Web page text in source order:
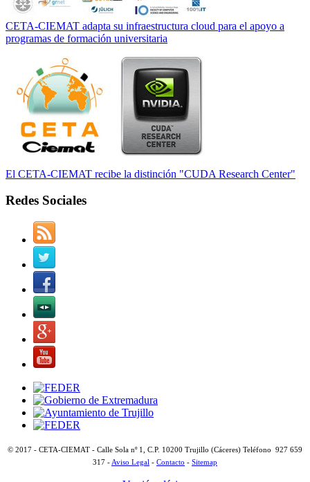
CETA-CIEMAT adapta su infraestructura cloud para el apoyo a
programas de formación universitaria
El CETA-CIEMAT recibe la distinción "CUDA Research Center"
Redes Sociales
© 2017 - CETA-CIEMAT - Calle Sola nº 1, C.P. 10200 Trujillo (Cáceres) Teléfono 927 659
317 - Aviso Legal - Contacto - Sitemap